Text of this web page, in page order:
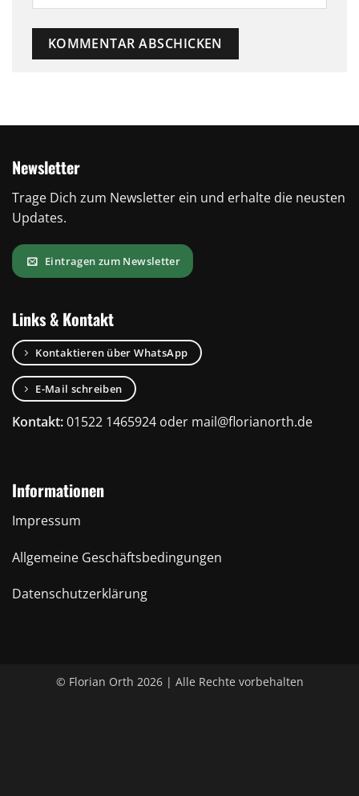
Newsletter
Trage Dich zum Newsletter ein und erhalte die neusten
Updates.
Eintragen zum Newsletter
Links & Kontakt
Kontaktieren über WhatsApp
E-Mail schreiben
Kontakt:01522 1465924 oder mail@florianorth.de
Informationen
Impressum
Allgemeine Geschäftsbedingungen
Datenschutzerklärung
© Florian Orth 2026 | Alle Rechte vorbehalten